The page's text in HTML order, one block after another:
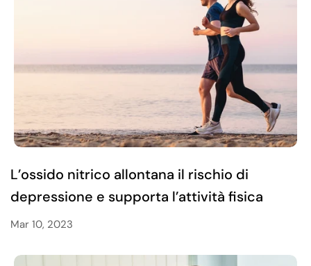
L’ossido nitrico allontana il rischio di
depressione e supporta l’attività fisica
Mar 10, 2023